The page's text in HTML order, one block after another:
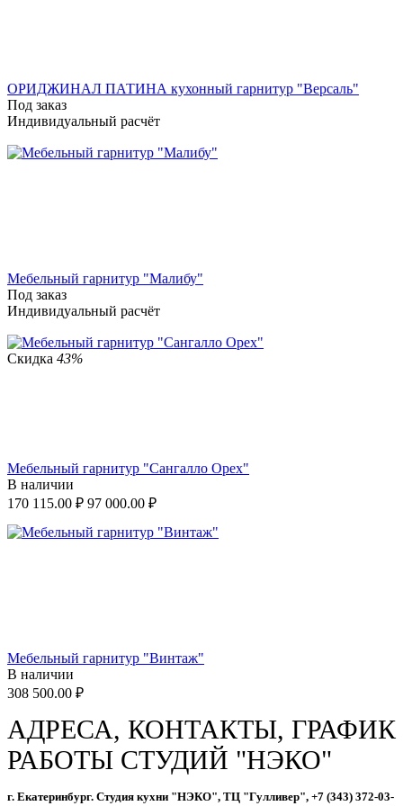
ОРИДЖИНАЛ ПАТИНА кухонный гарнитур "Версаль"
Под заказ
Индивидуальный расчёт
Мебельный гарнитур "Малибу"
Под заказ
Индивидуальный расчёт
Скидка 43%
Мебельный гарнитур "Сангалло Орех"
В наличии
170 115.00 ₽ 97 000.00 ₽
Мебельный гарнитур "Винтаж"
В наличии
308 500.00 ₽
АДРЕСА, КОНТАКТЫ, ГРАФИК
РАБОТЫ СТУДИЙ "НЭКО"
г. Екатеринбург. Студия кухни "НЭКО", ТЦ "Гулливер", +7 (343) 372-03-